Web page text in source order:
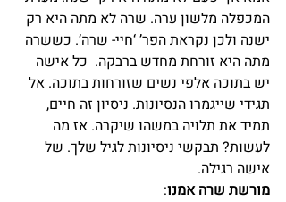
המכפלה מלשון ערה. שרה לא מתה היא רק
ישנה ולכן נקראת הפר’ ‘חיי- שרה’. כששרה
מתה היא זורחת מחדש ברבקה.  כל אישה
יש בתוכה אלפי נשים שזורחות בתוכה. אל
תגידי שייגמרו הנסיונות. ניסיון זה חיים,
תמיד את תלויה במשהו שיקרה. אז מה
לעשות? תבקשי ניסיונות לגיל שלך. של
אישה רגילה.
מורשת שרה אמנו: